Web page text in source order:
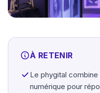
À RETENIR
Le phygital
numérique pour